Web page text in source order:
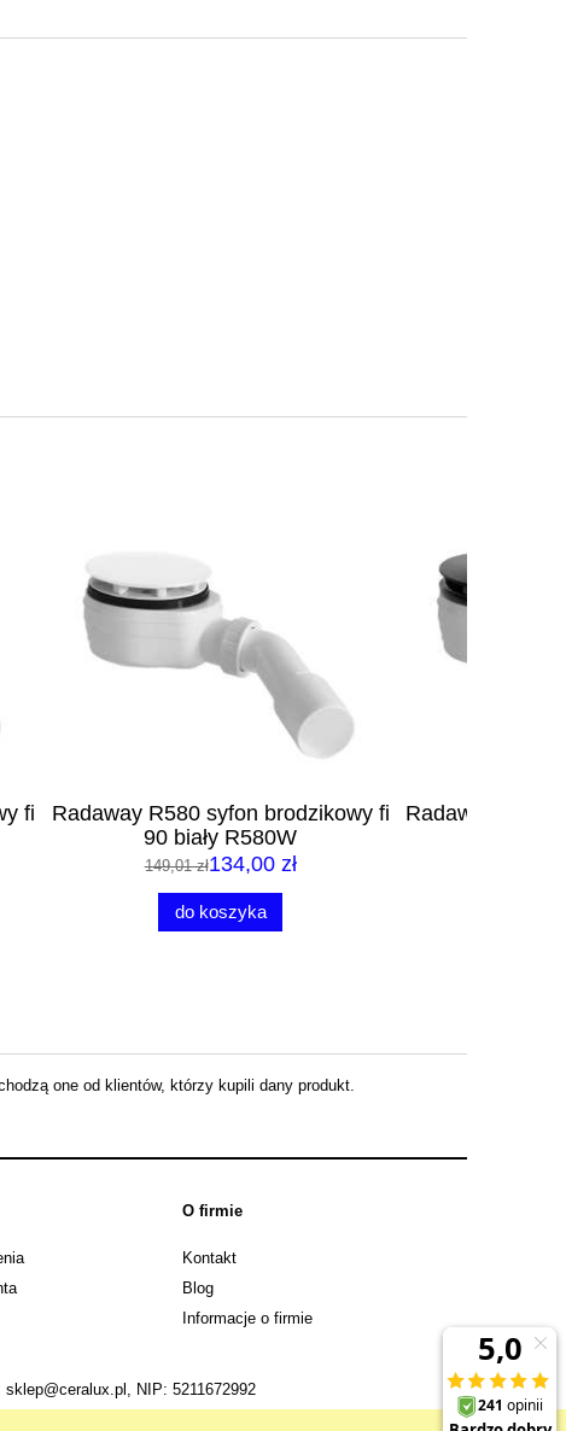
fi
Radaway R580 syfon brodzikowy fi
90 czarny R580B
149,00 zł 134,01 zł
do koszyka
one od klientów, którzy kupili dany produkt.
O firmie
Kontakt
Blog
Informacje o firmie
sklep@ceralux.pl , NIP: 5211672992